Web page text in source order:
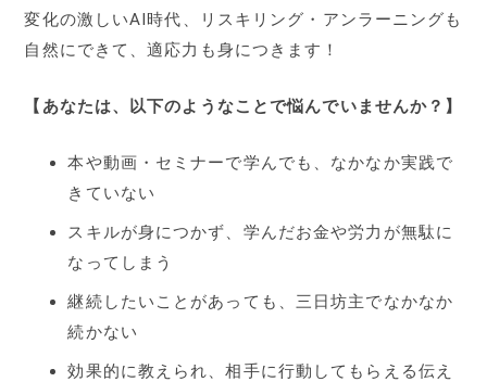
変化の激しいAI時代、リスキリング・アンラーニングも
自然にできて、適応力も身につきます！
【あなたは、以下のようなことで悩んでいませんか？】
本や動画・セミナーで学んでも、なかなか実践で
きていない
スキルが身につかず、学んだお金や労力が無駄に
なってしまう
継続したいことがあっても、三日坊主でなかなか
続かない
効果的に教えられ、相手に行動してもらえる伝え